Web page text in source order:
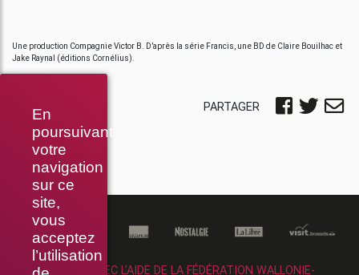
En
poursuivant
votre
navigation
sur ce
site,
vous
acceptez
l’utilisation
Une production Compagnie Victor B. D’après la série Francis, une BD de Claire Bouilhac et
Jake Raynal (éditions Cornélius).
PARTAGER
RÉALISÉ AVEC L’AIDE DE LA FÉDÉRATION WALLONIE-